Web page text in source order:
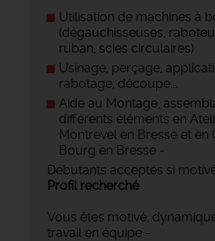
Utilisation de machines à
(dégauchisseuses,
ruban, scies circulaires)
Usinage, perçage,
rabotage, découpe...
Aide au Montage,
différents éléments en
Montrevel en Bresse et en
Bourg en Bresse -
Débutants acceptés si
Profil recherché
Vous êtes motivé,
travail en équipe -